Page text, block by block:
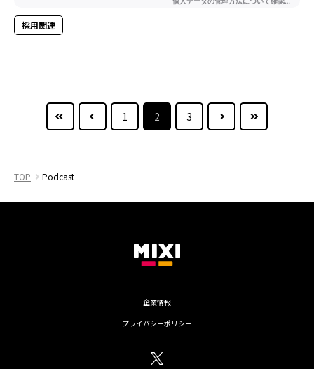
採用関連
最初のページへ
PREV
1 2 3
NEXT
TOP Podcast
企業情報
プライバシーポリシー